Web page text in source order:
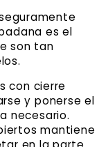
es el
son tan
con cierre
y ponerse el
necesario.
mantiene